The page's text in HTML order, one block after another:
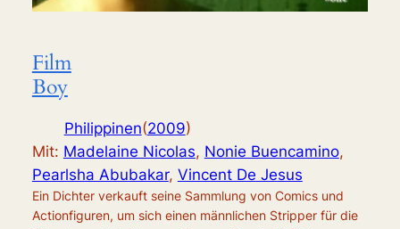
Film
Boy
Philippinen(2009)
Mit: Madelaine Nicolas, Nonie Buencamino,
Pearlsha Abubakar, Vincent De Jesus
Ein Dichter verkauft seine Sammlung von Comics und
Actionfiguren, um sich einen männlichen Stripper für die